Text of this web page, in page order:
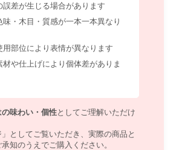
差が生じる場合があります
・木目・質感が一本一本異なり
用部位により表情が異なります
や仕上げにより個体差がありま
味わい・個性としてご理解いただけ
としてご覧いただき、実際の商品と
知のうえでご購入ください。